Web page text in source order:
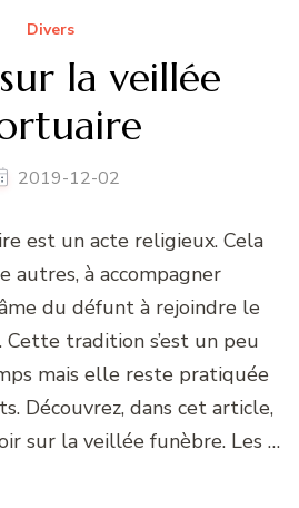
Divers
la veillée
2019-12-02
est un acte religieux. Cela
autres, à accompagner
du défunt à rejoindre le
Cette tradition s’est un peu
mais elle reste pratiquée
Découvrez, dans cet article,
sur la veillée funèbre. Les …